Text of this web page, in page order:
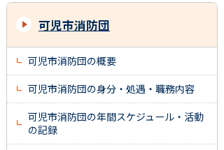
可児市消防団
可児市消防団の概要
可児市消防団の身分・処遇・職務内容
可児市消防団の年間スケジュール・活動
の記録